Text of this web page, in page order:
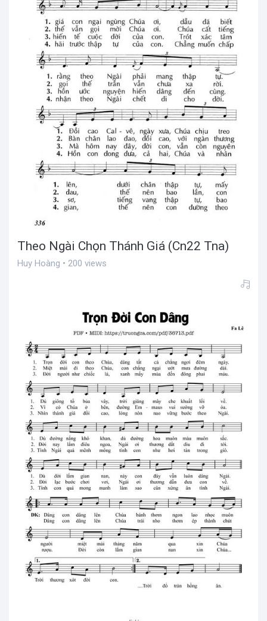
Theo Ngài Chọn Thánh Giá (Cn22 Tna)
Huy Hoàng • 200 views